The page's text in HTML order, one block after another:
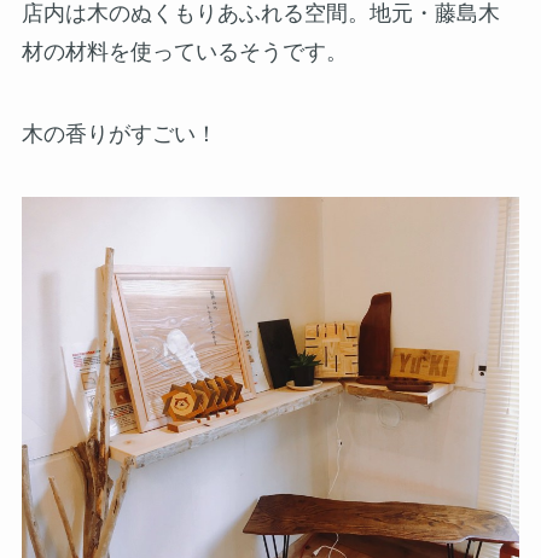
店内は木のぬくもりあふれる空間。地元・藤島木
材の材料を使っているそうです。
木の香りがすごい！